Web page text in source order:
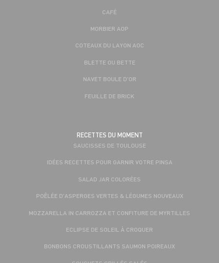
CAFÉ
MORBIER AOP
COTEAUX DU LAYON AOC
BLETTE OU BETTE
NAVET BOULE D'OR
FEUILLE DE BRICK
RECETTES DU MOMENT
SAUCISSES DE TOULOUSE
IDÉES RECETTES POUR GARNIR VOTRE PINSA
SALAD JAR COLORÉES
POÊLÉE D'ASPERGES VERTES & LÉGUMES NOUVEAUX
MOZZARELLA IN CARROZZA ET CONFITURE DE MYRTILLES
ECLIPSE DE SOLEIL À CROQUER
BONBONS CROUSTILLANTS SAUMON POIREAUX